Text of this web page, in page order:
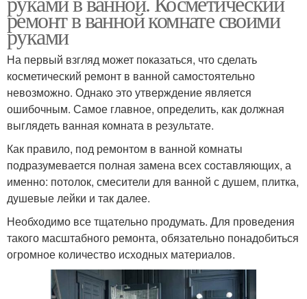
ремонт в ванной комнате своими
руками
На первый взгляд может показаться, что сделать
косметический ремонт в ванной самостоятельно
невозможно. Однако это утверждение является
ошибочным. Самое главное, определить, как должная
выглядеть ванная комната в результате.
Как правило, под ремонтом в ванной комнаты
подразумевается полная замена всех составляющих, а
именно: потолок, смесители для ванной с душем, плитка,
душевые лейки и так далее.
Необходимо все тщательно продумать. Для проведения
такого масштабного ремонта, обязательно понадобиться
огромное количество исходных материалов.